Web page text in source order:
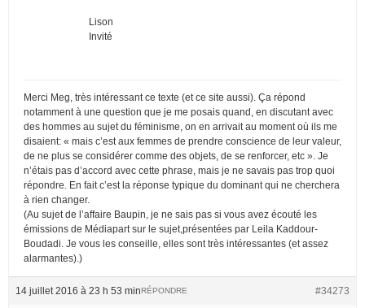
Lison
Invité
Merci Meg, très intéressant ce texte (et ce site aussi). Ça répond
notamment à une question que je me posais quand, en discutant avec
des hommes au sujet du féminisme, on en arrivait au moment où ils me
disaient: « mais c’est aux femmes de prendre conscience de leur valeur,
de ne plus se considérer comme des objets, de se renforcer, etc ». Je
n’étais pas d’accord avec cette phrase, mais je ne savais pas trop quoi
répondre. En fait c’est la réponse typique du dominant qui ne cherchera
à rien changer.
(Au sujet de l’affaire Baupin, je ne sais pas si vous avez écouté les
émissions de Médiapart sur le sujet,présentées par Leila Kaddour-
Boudadi. Je vous les conseille, elles sont très intéressantes (et assez
alarmantes).)
14 juillet 2016 à 23 h 53 min #34273
RÉPONDRE